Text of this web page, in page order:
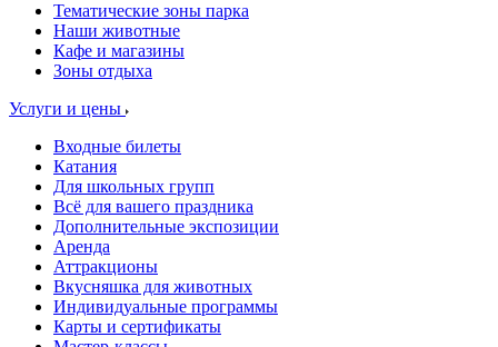
Тематические зоны парка
Наши животные
Кафе и магазины
Зоны отдыха
Услуги и цены
Входные билеты
Катания
Для школьных групп
Всё для вашего праздника
Дополнительные экспозиции
Аренда
Аттракционы
Вкусняшка для животных
Индивидуальные программы
Карты и сертификаты